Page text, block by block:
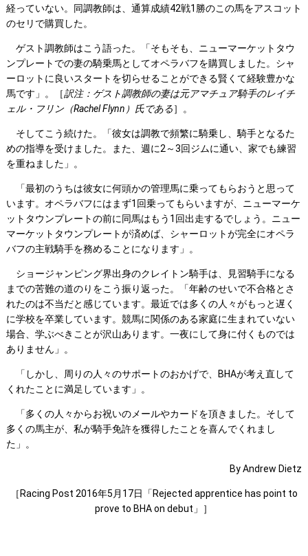
経っていない。同調教師は、通算成績42戦1勝のこの馬をアスコット
のセリで購買した。
ゲスト調教師はこう語った。「そもそも、ニューマーケットタウ
ンプレートでの妻の騎乗馬としてオペラバフを購買しました。シャ
ーロットに良いスタートを切らせることができる賢くて経験豊かな
馬です」。［訳注：ゲスト調教師の妻は元アマチュア騎手のレイチ
ェル・フリン（Rachel Flynn ）氏である］。
そしてこう続けた。「彼女は調教で頻繁に騎乗し、騎手となるた
めの指導を受けました。また、週に2～3回ジムに通い、家でも練習
を重ねました」。
「最初のうちは彼女に何頭かの管理馬に乗ってもらおうと思って
います。オペラバフにはまず1回乗ってもらいますが、ニューマーケ
ットタウンプレートの前に同馬はもう1回出走するでしょう。ニュー
マーケットタウンプレートが済めば、シャーロットが完全にオペラ
バフの主戦騎手を務めることになります」。
ショージャンピング界出身のクレイトン騎手は、見習騎手になる
までの苦難の道のりをこう振り返った。「年齢のせいで不合格とさ
れたのは不当だと感じています。最近では多くの人々がもっと遅く
に学校を卒業しています。競馬に関係のある家庭に生まれていない
場合、学ぶべきことが沢山あります。一夜にして身に付くものでは
ありません」。
「しかし、周りの人々のサポートのおかげで、BHAが考え直して
くれたことに満足しています」。
「多くの人々からお祝いのメールやカードを頂きました。そして
多くの馬主が、私が騎手免許を獲得したことを喜んでくれまし
た」。
By Andrew Dietz
［Racing Post 2016年5月17日「Rejected apprentice has point to
prove to BHA on debut」］